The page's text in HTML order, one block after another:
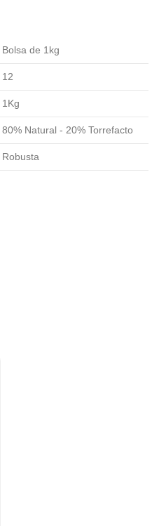
Bolsa de 1kg
12
1Kg
80% Natural - 20% Torrefacto
Robusta